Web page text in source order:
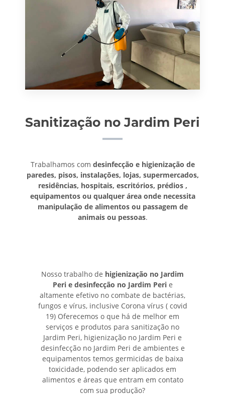
Sanitização no Jardim Peri
Trabalhamos com desinfecção e higienização de
paredes, pisos, instalações, lojas, supermercados,
residências, hospitais, escritórios, prédios ,
equipamentos ou qualquer área onde necessita
manipulação de alimentos ou passagem de
animais ou pessoas.
Nosso trabalho de higienização no Jardim
Peri e desinfecção no Jardim Perie
altamente efetivo no combate de bactérias,
fungos e vírus, inclusive Corona vírus ( covid
19) Oferecemos o que há de melhor em
serviços e produtos para sanitização no
Jardim Peri, higienização no Jardim Peri e
desinfecção no Jardim Peri de ambientes e
equipamentos temos germicidas de baixa
toxicidade, podendo ser aplicados em
alimentos e áreas que entram em contato
com sua produção?